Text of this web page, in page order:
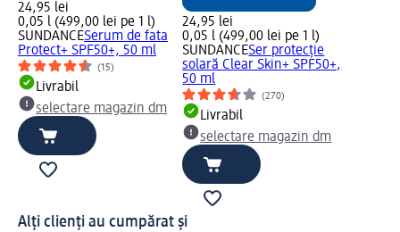
24,95 lei
0,05 l (499,00 lei pe 1 l)
SUNDANCESerum de fata
Protect+ SPF50+, 50 ml
(15)
Livrabil
selectare magazin dm
24,95 lei
0,05 l (499,00 lei pe 1 l)
SUNDANCESer protecție
solară Clear Skin+ SPF50+,
50 ml
(270)
Livrabil
selectare magazin dm
Alți clienți au cumpărat și